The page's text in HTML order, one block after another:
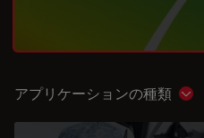
アプリケーションの種類